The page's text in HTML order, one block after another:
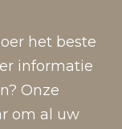
het beste
informatie
Onze
om al uw